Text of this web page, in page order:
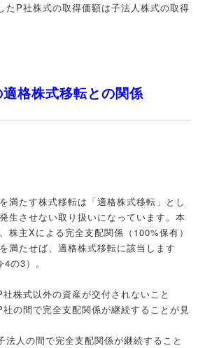
たP社株式の取得価額は子法人株式の取得
格株式移転との関係
満たす株式移転は「適格株式移転」とし
生させない取り扱いになっています。本
株主Xによる完全支配関係（100%保有）
満たせば、適格株式移転に該当します
の3）。
株式以外の資産が交付されないこと
の間で完全支配関係が継続することが見
人の間で完全支配関係が継続すること